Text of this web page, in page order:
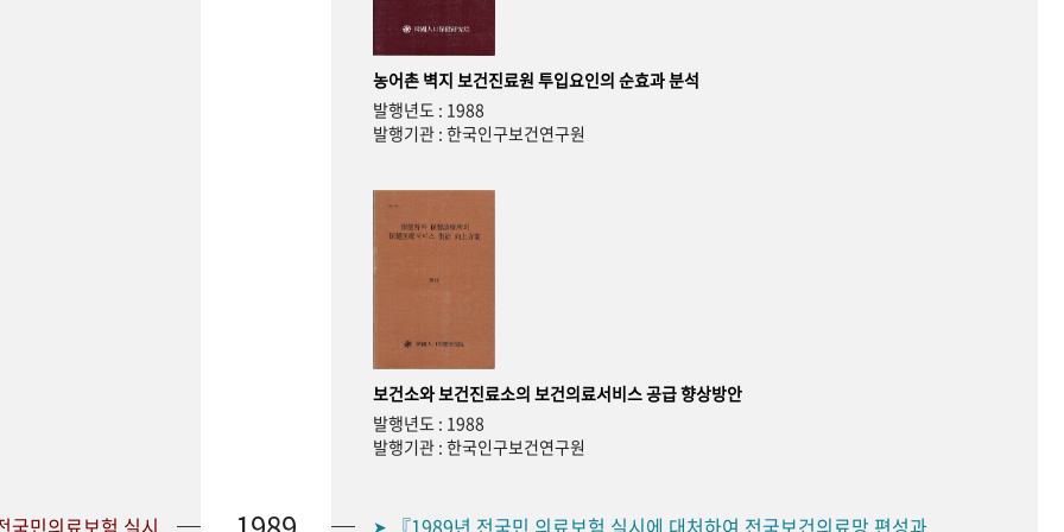
농어촌 벽지 보건진료원 투입요인의 순효과 분석
발행년도 : 1988
발행기관 : 한국인구보건연구원
보건소와 보건진료소의 보건의료서비스 공급 향상방안
발행년도 : 1988
발행기관 : 한국인구보건연구원
➤